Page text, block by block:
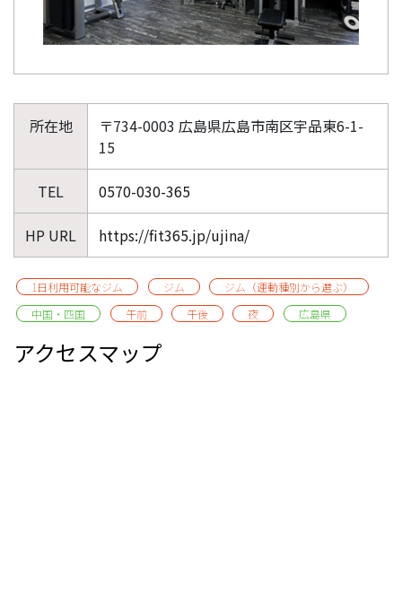
所在地
〒734-0003 広島県広島市南区宇品東6-1-
15
TEL 0570-030-365
HP URL https://fit365.jp/ujina/
1日利用可能なジム ジム
ジム（運動種別から選ぶ）
中国・四国
午前 午後 夜 広島県
アクセスマップ